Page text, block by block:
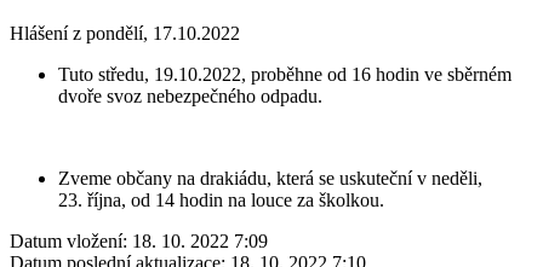
Hlášení z pondělí, 17.10.2022
Tuto středu, 19.10.2022, proběhne od 16 hodin ve sběrném
dvoře svoz nebezpečného odpadu.
Zveme občany na drakiádu, která se uskuteční v neděli,
23. října, od 14 hodin na louce za školkou.
Datum vložení: 18. 10. 2022 7:09
Datum poslední aktualizace: 18. 10. 2022 7:10